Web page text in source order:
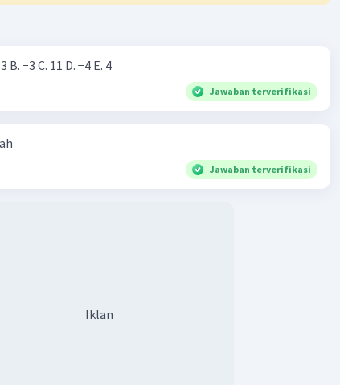
|−7+4|=… A. 3 B. −3 C. 11 D. −4 E. 4
Jawaban terverifikasi
Jawaban terverifikasi
Iklan